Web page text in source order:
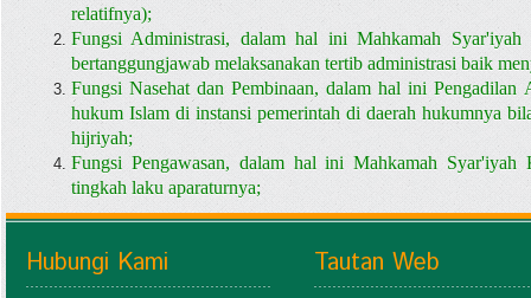
relatifnya);
Fungsi Administrasi, dalam hal ini Mahkamah Syar'iyah
bertanggungjawab melaksanakan tertib administrasi baik
Fungsi Nasehat dan Pembinaan, dalam hal ini Pengadilan
hukum Islam di instansi pemerintah di daerah hukumnya
hijriyah;
Fungsi Pengawasan, dalam hal ini Mahkamah Syar'iyah
tingkah laku aparaturnya;
Hubungi Kami Tautan Web